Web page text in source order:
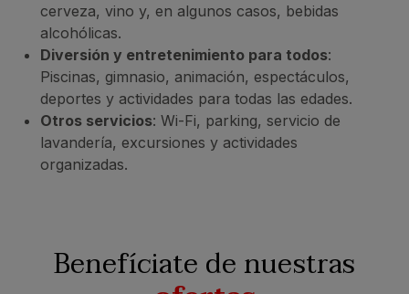
cerveza, vino y, en algunos casos, bebidas
alcohólicas.
Diversión y entretenimiento para todos:
Piscinas, gimnasio, animación, espectáculos,
deportes y actividades para todas las edades.
Otros servicios: Wi-Fi, parking, servicio de
lavandería, excursiones y actividades
organizadas.
Benefíciate de nuestras